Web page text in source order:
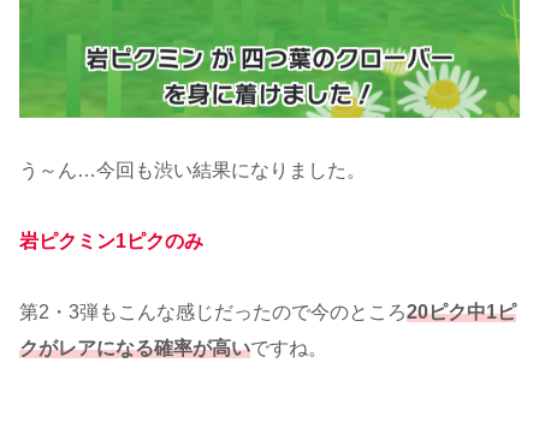
う～ん…今回も渋い結果になりました。
岩ピクミン1ピクのみ
第2・3弾もこんな感じだったので今のところ20ピク中1ピ
クがレアになる確率が高いですね。